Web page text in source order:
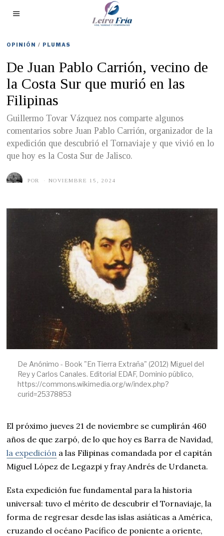
OPINIÓN / PLUMAS
De Juan Pablo Carrión, vecino de
la Costa Sur que murió en las
Filipinas
Guillermo Tovar Vázquez nos comparte algunos
comentarios sobre Juan Pablo Carrión, organizador de la
expedición que descubrió el Tornaviaje y que vivió en lo
que hoy es la Costa Sur de Jalisco.
POR NOVIEMBRE 15, 2024
E
M
E
1
4
,
2
0
2
4
De Anónimo - Book "En Tierra Extraña" (2012) Miguel del
Rey y Carlos Canales. Editorial EDAF, Dominio público,
https://commons.wikimedia.org/w/index.php?
curid=25378853
El próximo jueves 21 de noviembre se cumplirán 460
años de que zarpó, de lo que hoy es Barra de Navidad,
la expedición a las Filipinas comandada por el capitán
Miguel López de Legazpi y fray Andrés de Urdaneta.
Esta expedición fue fundamental para la historia
universal: tuvo el mérito de descubrir el Tornaviaje, la
forma de regresar desde las islas asiáticas a América,
cruzando el océano Pacífico de poniente a oriente,